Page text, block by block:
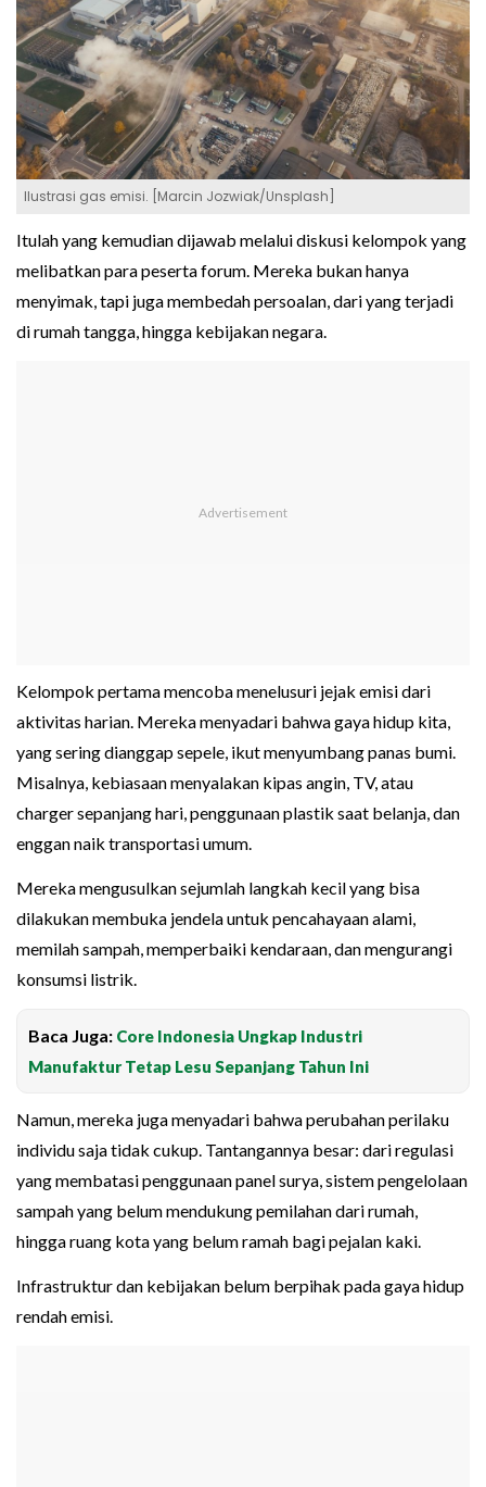
Ilustrasi gas emisi. [Marcin Jozwiak/Unsplash]
Itulah yang kemudian dijawab melalui diskusi kelompok yang
melibatkan para peserta forum. Mereka bukan hanya
menyimak, tapi juga membedah persoalan, dari yang terjadi
di rumah tangga, hingga kebijakan negara.
Kelompok pertama mencoba menelusuri jejak emisi dari
aktivitas harian. Mereka menyadari bahwa gaya hidup kita,
yang sering dianggap sepele, ikut menyumbang panas bumi.
Misalnya, kebiasaan menyalakan kipas angin, TV, atau
charger sepanjang hari, penggunaan plastik saat belanja, dan
enggan naik transportasi umum.
Mereka mengusulkan sejumlah langkah kecil yang bisa
dilakukan membuka jendela untuk pencahayaan alami,
memilah sampah, memperbaiki kendaraan, dan mengurangi
konsumsi listrik.
Baca Juga: Core Indonesia Ungkap Industri
Manufaktur Tetap Lesu Sepanjang Tahun Ini
Namun, mereka juga menyadari bahwa perubahan perilaku
individu saja tidak cukup. Tantangannya besar: dari regulasi
yang membatasi penggunaan panel surya, sistem pengelolaan
sampah yang belum mendukung pemilahan dari rumah,
hingga ruang kota yang belum ramah bagi pejalan kaki.
Infrastruktur dan kebijakan belum berpihak pada gaya hidup
rendah emisi.